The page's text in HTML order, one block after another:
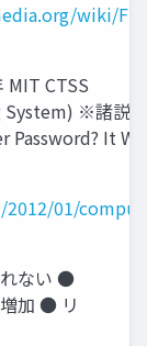
wiki/
CTSS
※諸説
It
01/
ない ●
加 ● リ